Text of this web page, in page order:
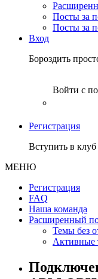
Посты за
Посты за
Вход
Бороздить
Войти с
Регистрация
Вступить в клуб
МЕНЮ
Регистрация
FAQ
Наша команда
Расширенный
Темы без
Активные